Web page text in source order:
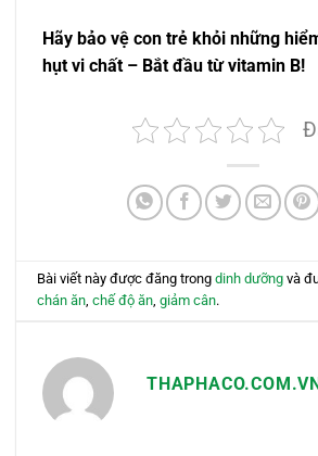
Hãy bảo vệ con trẻ khỏi những
hụt vi chất – Bắt đầu từ vitamin B!
Bài viết này được đăng trongdinh dưỡng và
chán ăn,chế độ ăn,giảm cân.